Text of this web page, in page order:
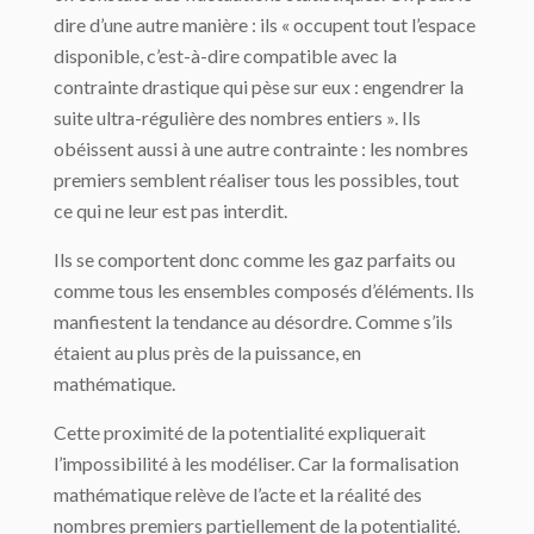
dire d’une autre manière : ils « occupent tout l’espace
disponible, c’est-à-dire compatible avec la
contrainte drastique qui pèse sur eux : engendrer la
suite ultra-régulière des nombres entiers ». Ils
obéissent aussi à une autre contrainte : les nombres
premiers semblent réaliser tous les possibles, tout
ce qui ne leur est pas interdit.
Ils se comportent donc comme les gaz parfaits ou
comme tous les ensembles composés d’éléments. Ils
manfiestent la tendance au désordre. Comme s’ils
étaient au plus près de la puissance, en
mathématique.
Cette proximité de la potentialité expliquerait
l’impossibilité à les modéliser. Car la formalisation
mathématique relève de l’acte et la réalité des
nombres premiers partiellement de la potentialité.